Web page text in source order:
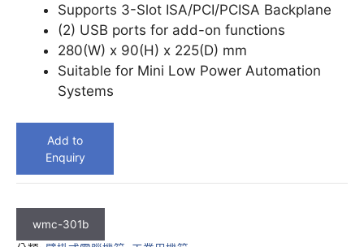
Supports 3-Slot ISA/PCI/PCISA Backplane
(2) USB ports for add-on functions
280(W) x 90(H) x 225(D) mm
Suitable for Mini Low Power Automation
Systems
Add to
Enquiry
wmc-301b